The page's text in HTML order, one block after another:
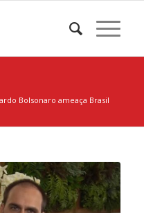
Bolsonaro ameaça Brasil